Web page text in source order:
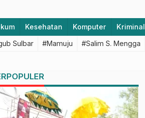
Kesehatan Komputer Kriminal
Sulbar #Mamuju #Salim S. Mengga